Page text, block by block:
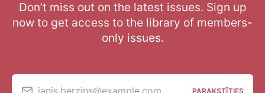
Don’t miss out on the latest issues. Sign up
now to get access to the library of members-
only issues.
janis.berzins@example.com PARAKSTĪTIES